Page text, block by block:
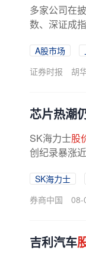
多家公司在
数、深证成
A股市场
证券时报
胡
芯片热潮
SK海力士股
创纪录暴涨
SK海力士
券商中国
08-
吉利汽车